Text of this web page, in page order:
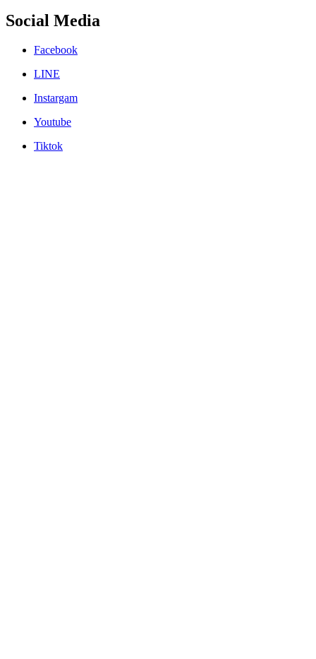
Social Media
Facebook
LINE
Instargam
Youtube
Tiktok